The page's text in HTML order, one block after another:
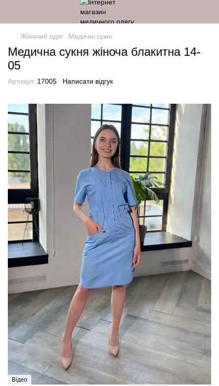
Жіночий одяг Медичні сукні
Медична сукня жіноча блакитна 14-
05
Артикул: 17005 Написати відгук
Відео